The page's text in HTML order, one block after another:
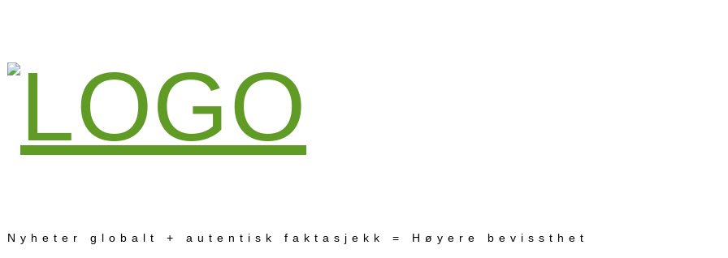
Nyheter globalt + autentisk faktasjekk = Høyere bevissthet